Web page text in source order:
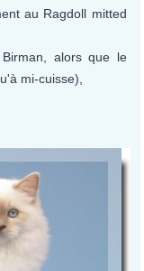
au Ragdoll mitted
alors que le
mi-cuisse),